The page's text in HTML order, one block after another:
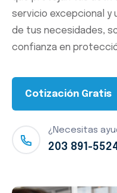
servicio excepcional y
de tus necesidades,
confianza en
Cotización Gratis
¿Necesitas
203 891-